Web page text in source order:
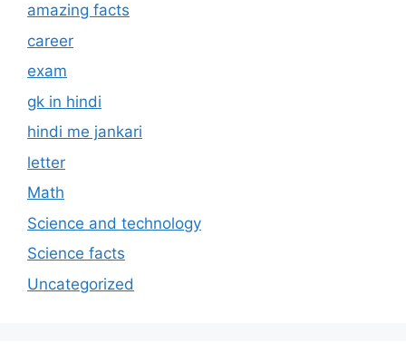
amazing facts
career
exam
gk in hindi
hindi me jankari
letter
Math
Science and technology
Science facts
Uncategorized